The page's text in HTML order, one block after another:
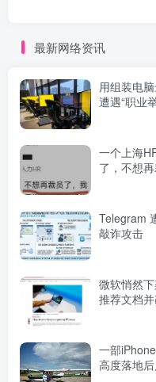
最新网络资讯
用组装电
遭遇“职业
一个上海
了，不想
Telegram
敲诈攻击
微软悄然
推荐文档
一部
高度落地